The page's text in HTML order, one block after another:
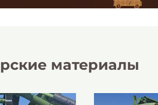
материалы